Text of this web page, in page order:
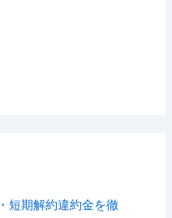
短期解約違約金を徹